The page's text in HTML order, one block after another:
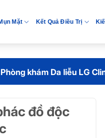
Mặt Kết Quả Điều Trị
khám Da liễu LG
đồ độc